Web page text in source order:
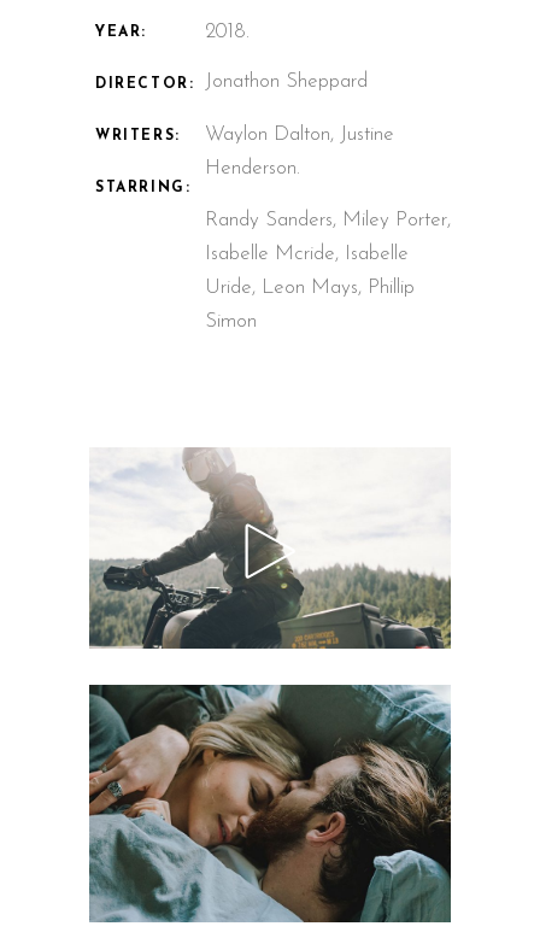
YEAR:
DIRECTOR:
WRITERS:
STARRING:
2018.
Jonathon Sheppard
Waylon Dalton, Justine
Henderson.
Randy Sanders, Miley Porter,
Isabelle Mcride, Isabelle
Uride, Leon Mays, Phillip
Simon